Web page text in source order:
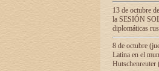
13 de octubre
la SESIÓN
diplomáticas
8 de octubre
Latina en el